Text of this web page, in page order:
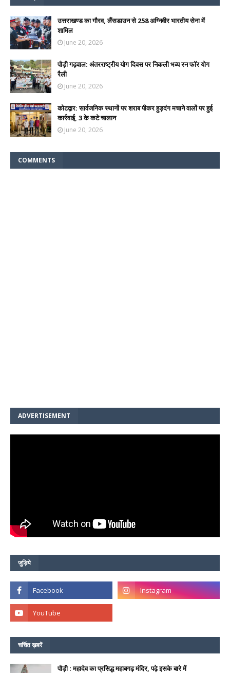
उत्तराखण्ड का गौरव, लैंसडाउन से 258 अग्निवीर भारतीय सेना में
शामिल
June 20, 2026
पौड़ी गढ़वाल: अंतरराष्ट्रीय योग दिवस पर निकली भव्य रन फॉर योग
रैली
June 20, 2026
कोटद्वार: सार्वजनिक स्थानों पर शराब पीकर हुड़दंग मचाने वालों पर हुई
कार्रवाई, 3 के कटे चालान
June 20, 2026
COMMENTS
ADVERTISEMENT
जुड़िये
चर्चित ख़बरें
पौड़ी : महादेव का प्रसिद्ध महाबगढ़ मंदिर, पढ़े इसके बारे में